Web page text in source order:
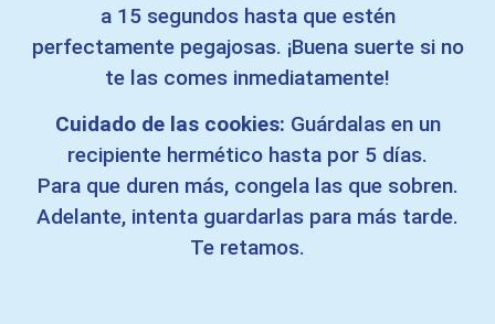
a 15 segundos hasta que estén
perfectamente pegajosas. ¡Buena suerte si no
te las comes inmediatamente!
Cuidado de las cookies: Guárdalas en un
recipiente hermético hasta por 5 días.
Para que duren más, congela las que sobren.
Adelante, intenta guardarlas para más tarde.
Te retamos.